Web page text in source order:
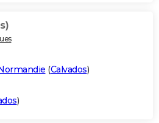
(Calvados)
)